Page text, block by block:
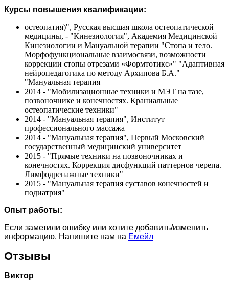
Курсы повышения квалификации:
остеопатия)", Русская высшая школа остеопатической
медицины, - "Кинезиология", Академия Медицинской
Кинезиологии и Мануальной терапии "Стопа и тело.
Морфофункциональные взаимосвязи, возможности
коррекции стопы отрезами «Формтотикс»" "Адаптивная
нейропедагогика по методу Архипова Б.А."
"Мануальная терапия
2014 - "Мобилизационные техники и МЭТ на тазе,
позвоночнике и конечностях. Краниальные
остеопатические техники"
2014 - "Мануальная терапия", Институт
профессионального массажа
2014 - "Мануальная терапия", Первый Московский
государственный медицинский университет
2015 - "Прямые техники на позвоночниках и
конечностях. Коррекция дисфункций паттернов черепа.
Лимфодренажные техники"
2015 - "Мануальная терапия суставов конечностей и
подиатрия"
Опыт работы:
Если заметили ошибку или хотите добавить/изменить
информацию. Напишите нам на Емейл
Отзывы
Виктор